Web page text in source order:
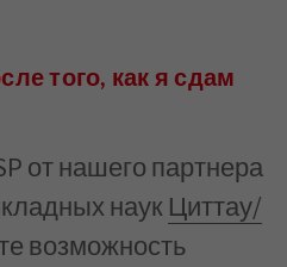
того, как я сдам
от нашего партнера
наук Циттау/
возможность